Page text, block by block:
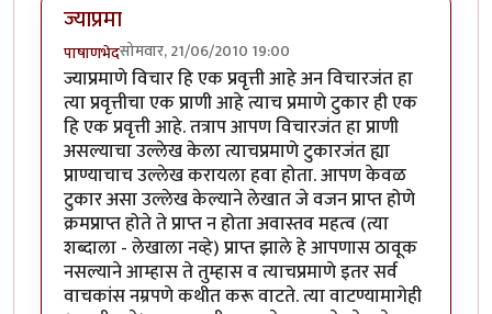
ज्याप्रमा
पाषाणभेदसोमवार, 21/06/2010 19:00
ज्याप्रमाणे विचार हि एक प्रवृत्ती आहे अन विचारजंत हा
त्या प्रवृत्तीचा एक प्राणी आहे त्याच प्रमाणे टुकार ही एक
हि एक प्रवृत्ती आहे. तत्राप आपण विचारजंत हा प्राणी
असल्याचा उल्लेख केला त्याचप्रमाणे टुकारजंत ह्या
प्राण्याचाच उल्लेख करायला हवा होता. आपण केवळ
टुकार असा उल्लेख केल्याने लेखात जे वजन प्राप्त होणे
क्रमप्राप्त होते ते प्राप्त न होता अवास्तव महत्व (त्या
शब्दाला - लेखाला नव्हे) प्राप्त झाले हे आपणास ठावूक
नसल्याने आम्हास ते तुम्हास व त्याचप्रमाणे इतर सर्व
वाचकांस नम्रपणे कथीत करू वाटते. त्या वाटण्यामागेही